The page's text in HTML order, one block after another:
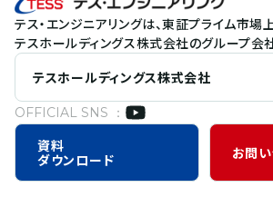
テス・エンジニアリングは、東証プライム市場
テスホールディングス株式会社のグループ会社
テスホールディングス株式会社
OFFICIAL SNS ：
資料
ダウンロード
お問